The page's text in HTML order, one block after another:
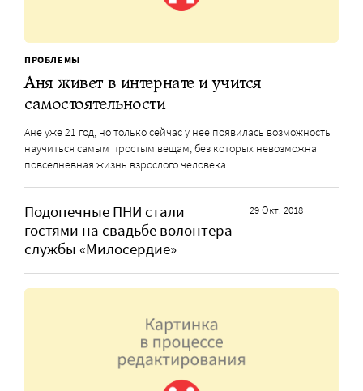
ПРОБЛЕМЫ
Аня живет в интернате и учится
самостоятельности
Ане уже 21 год, но только сейчас у нее появилась возможность
научиться самым простым вещам, без которых невозможна
повседневная жизнь взрослого человека
Подопечные ПНИ стали
гостями на свадьбе волонтера
службы «Милосердие»
29 Окт. 2018